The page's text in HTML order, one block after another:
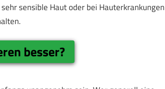
sensible Haut oder bei Hauterkrankungen
besser?